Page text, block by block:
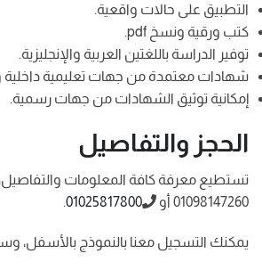
التطبيق على حالات واقعية.
كتب ورقية ونسخ pdf.
توفير الدراسة باللغتين العربية والإنجليزية.
شهادات معتمدة من جهات تعليمية داخلية
إمكانية توثيق الشهادات من جهات رسمية.
الحجز والتفاصيل
تستطيع معرفة كافة المعلومات والتفاصيل،
01098147260 أو
01025817800
.
يمكنك التسجيل معنا بالنموذج بالأسفل،